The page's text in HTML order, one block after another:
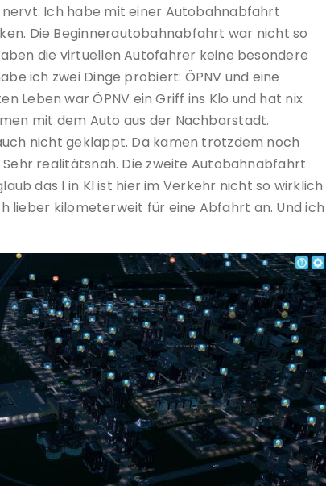
Ich habe mit einer Autobahnabfahrt
Die Beginnerautobahnabfahrt war nicht so
die virtuellen Autofahrer keine besondere
ich zwei Dinge probiert: ÖPNV und eine
Leben war ÖPNV ein Griff ins Klo und hat nix
mit dem Auto aus der Nachbarstadt.
nicht geklappt. Da kamen trotzdem noch
Sehr realitätsnah. Die zweite Autobahnabfahrt
das I in KI ist hier im Verkehr nicht so wirklich
lieber kilometerweit für eine Abfahrt an. Und ich